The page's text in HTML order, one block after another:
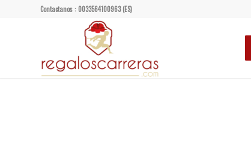
Contactanos : 0033564100963 (ES)